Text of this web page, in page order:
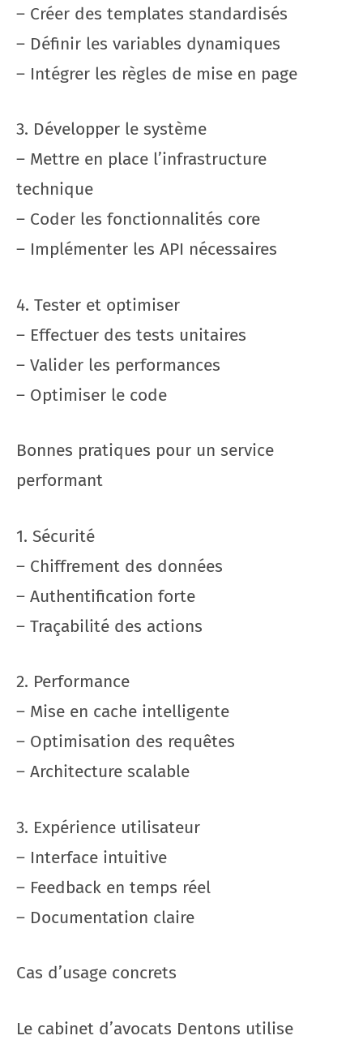
– Créer des templates standardisés
– Définir les variables dynamiques
– Intégrer les règles de mise en page
3. Développer le système
– Mettre en place l’infrastructure
technique
– Coder les fonctionnalités core
– Implémenter les API nécessaires
4. Tester et optimiser
– Effectuer des tests unitaires
– Valider les performances
– Optimiser le code
Bonnes pratiques pour un service
performant
1. Sécurité
– Chiffrement des données
– Authentification forte
– Traçabilité des actions
2. Performance
– Mise en cache intelligente
– Optimisation des requêtes
– Architecture scalable
3. Expérience utilisateur
– Interface intuitive
– Feedback en temps réel
– Documentation claire
Cas d’usage concrets
Le cabinet d’avocats Dentons utilise